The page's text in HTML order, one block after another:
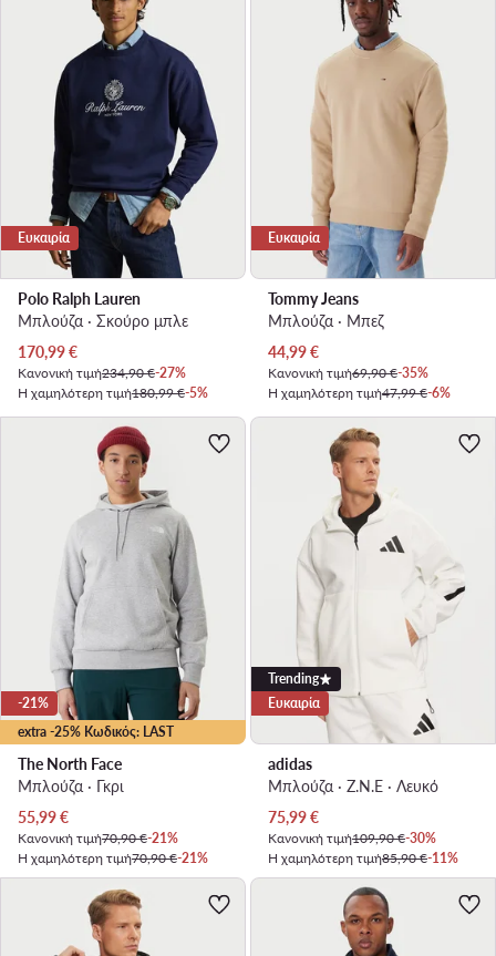
Ευκαιρία
Polo Ralph Lauren
Μπλούζα · Σκούρο μπλε
Τρέχουσα τιμή
170,99€
Κανονική τιμή234,90 €-27%
Η χαμηλότερη τιμή180,99 €-5%
Ευκαιρία
Tommy Jeans
Μπλούζα · Μπεζ
Τρέχουσα τιμή
44,99€
Κανονική τιμή69,90 €-35%
Η χαμηλότερη τιμή47,99 €-6%
extra -25% Κωδικός: LAST
-21%
The North Face
Μπλούζα · Γκρι
Τρέχουσα τιμή
55,99€
Κανονική τιμή70,90 €-21%
Η χαμηλότερη τιμή70,90 €-21%
Trending
Ευκαιρία
adidas
Μπλούζα · Z.N.E · Λευκό
Τρέχουσα τιμή
75,99€
Κανονική τιμή109,90 €-30%
Η χαμηλότερη τιμή85,90 €-11%